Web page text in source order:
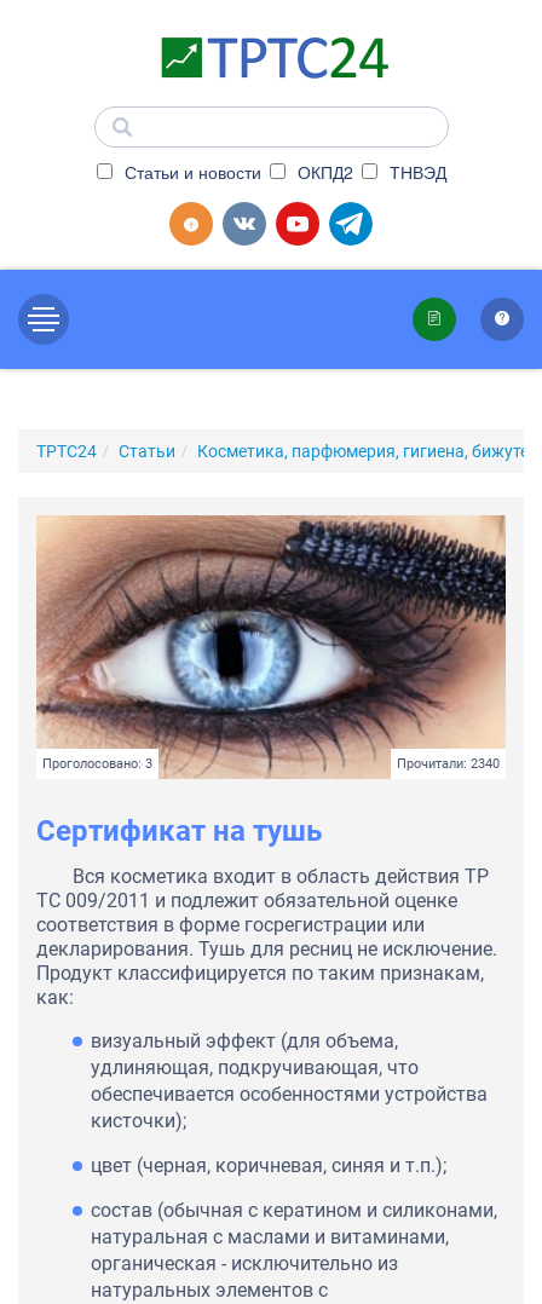
Статьи и новости ОКПД2 ТНВЭД
ТРТС24 Статьи Косметика, парфюмерия, гигиена,
Проголосовано: 3 Прочитали: 2340
Сертификат на тушь
Вся косметика входит в область действия ТР
ТС 009/2011 и подлежит обязательной оценке
соответствия в форме госрегистрации или
декларирования. Тушь для ресниц не исключение.
Продукт классифицируется по таким признакам,
как:
визуальный эффект (для объема,
удлиняющая, подкручивающая, что
обеспечивается особенностями устройства
кисточки);
цвет (черная, коричневая, синяя и т.п.);
состав (обычная с кератином и силиконами,
натуральная с маслами и витаминами,
органическая - исключительно из
натуральных элементов с